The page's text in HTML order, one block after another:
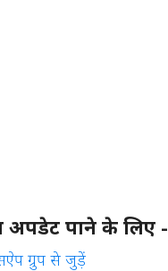
अपडेट पाने के लिए -
ग्रुप से जुड़ें